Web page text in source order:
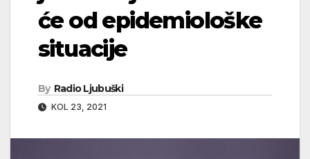
će od epidemiološke
situacije
By Radio Ljubuški
KOL 23, 2021